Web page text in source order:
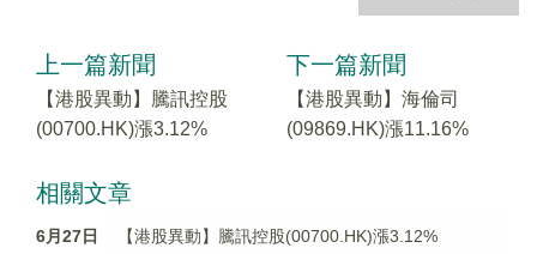
上一篇新聞
【港股異動】騰訊控股
(00700.HK)漲3.12%
下一篇新聞
【港股異動】海倫司
(09869.HK)漲11.16%
相關文章
6月27日 【港股異動】騰訊控股(00700.HK)漲3.12%